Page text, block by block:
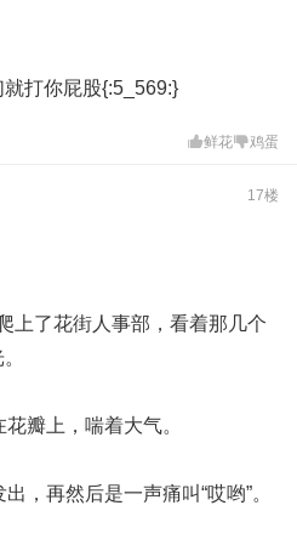
打你屁股{:5_569:}
鲜花 鸡蛋
17楼
上了花街人事部，看着那几个
瓣上，喘着大气。
，再然后是一声痛叫“哎哟”。